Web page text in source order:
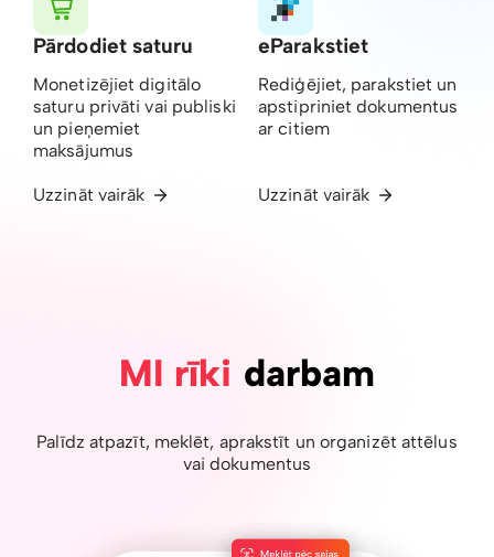
Pārdodiet saturu
Monetizējiet digitālo
saturu privāti vai publiski
un pieņemiet
maksājumus
Uzzināt vairāk
eParakstiet
Rediģējiet, parakstiet un
apstipriniet dokumentus
ar citiem
Uzzināt vairāk
MI rīki darbam
Palīdz atpazīt, meklēt, aprakstīt un organizēt attēlus
vai dokumentus